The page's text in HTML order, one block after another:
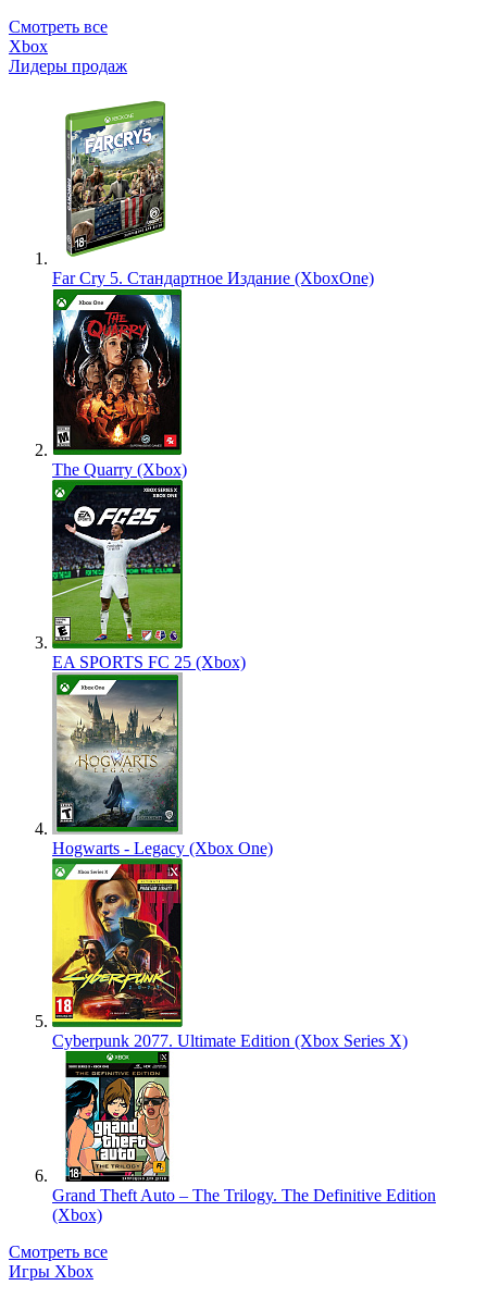
Смотреть все
Xbox
Лидеры продаж
Far Cry 5. Стандартное Издание (XboxOne)
The Quarry (Xbox)
EA SPORTS FC 25 (Xbox)
Hogwarts - Legacy (Xbox One)
Cyberpunk 2077. Ultimate Edition (Xbox Series X)
Grand Theft Auto – The Trilogy. The Definitive Edition
(Xbox)
Смотреть все
Игры Xbox